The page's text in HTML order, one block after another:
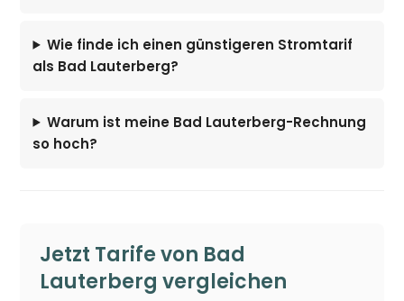
Wie finde ich einen günstigeren Stromtarif
als Bad Lauterberg?
Warum ist meine Bad Lauterberg-Rechnung
so hoch?
Jetzt Tarife von Bad
Lauterberg vergleichen